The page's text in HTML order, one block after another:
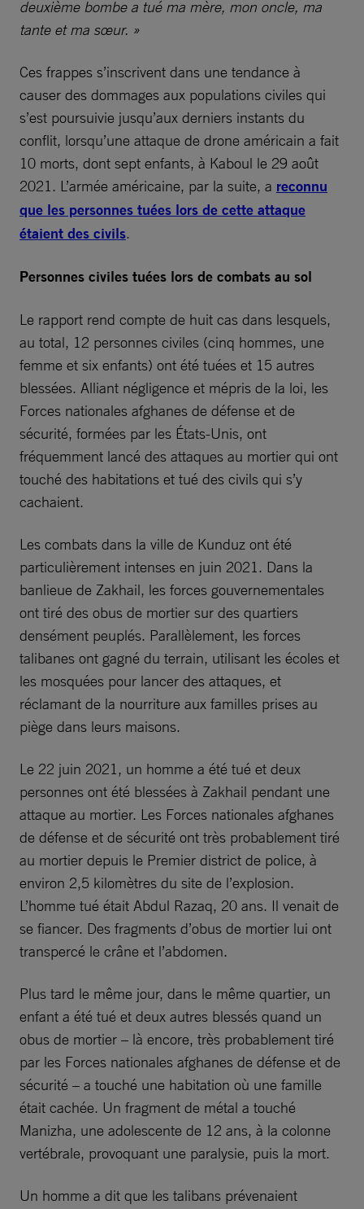
deuxième bombe a tué ma mère, mon oncle, ma
tante et ma sœur. »
Ces frappes s’inscrivent dans une tendance à
causer des dommages aux populations civiles qui
s’est poursuivie jusqu’aux derniers instants du
conflit, lorsqu’une attaque de drone américain a fait
10 morts, dont sept enfants, à Kaboul le 29 août
2021. L’armée américaine, par la suite, a reconnu
que les personnes tuées lors de cette attaque
étaient des civils.
Personnes civiles tuées lors de combats au sol
Le rapport rend compte de huit cas dans lesquels,
au total, 12 personnes civiles (cinq hommes, une
femme et six enfants) ont été tuées et 15 autres
blessées. Alliant négligence et mépris de la loi, les
Forces nationales afghanes de défense et de
sécurité, formées par les États-Unis, ont
fréquemment lancé des attaques au mortier qui ont
touché des habitations et tué des civils qui s’y
cachaient.
Les combats dans la ville de Kunduz ont été
particulièrement intenses en juin 2021. Dans la
banlieue de Zakhail, les forces gouvernementales
ont tiré des obus de mortier sur des quartiers
densément peuplés. Parallèlement, les forces
talibanes ont gagné du terrain, utilisant les écoles et
les mosquées pour lancer des attaques, et
réclamant de la nourriture aux familles prises au
piège dans leurs maisons.
Le 22 juin 2021, un homme a été tué et deux
personnes ont été blessées à Zakhail pendant une
attaque au mortier. Les Forces nationales afghanes
de défense et de sécurité ont très probablement tiré
au mortier depuis le Premier district de police, à
environ 2,5 kilomètres du site de l’explosion.
L’homme tué était Abdul Razaq, 20 ans. Il venait de
se fiancer. Des fragments d’obus de mortier lui ont
transpercé le crâne et l’abdomen.
Plus tard le même jour, dans le même quartier, un
enfant a été tué et deux autres blessés quand un
obus de mortier – là encore, très probablement tiré
par les Forces nationales afghanes de défense et de
sécurité – a touché une habitation où une famille
était cachée. Un fragment de métal a touché
Manizha, une adolescente de 12 ans, à la colonne
vertébrale, provoquant une paralysie, puis la mort.
Un homme a dit que les talibans prévenaient